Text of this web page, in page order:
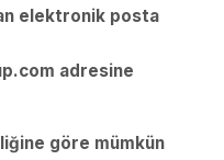
elektronik posta
adresine
göre mümkün